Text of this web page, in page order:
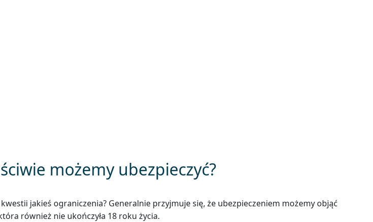
możemy ubezpieczyć?
jakieś ograniczenia? Generalnie przyjmuje się, że ubezpieczeniem możemy objąć
również nie ukończyła 18 roku życia.